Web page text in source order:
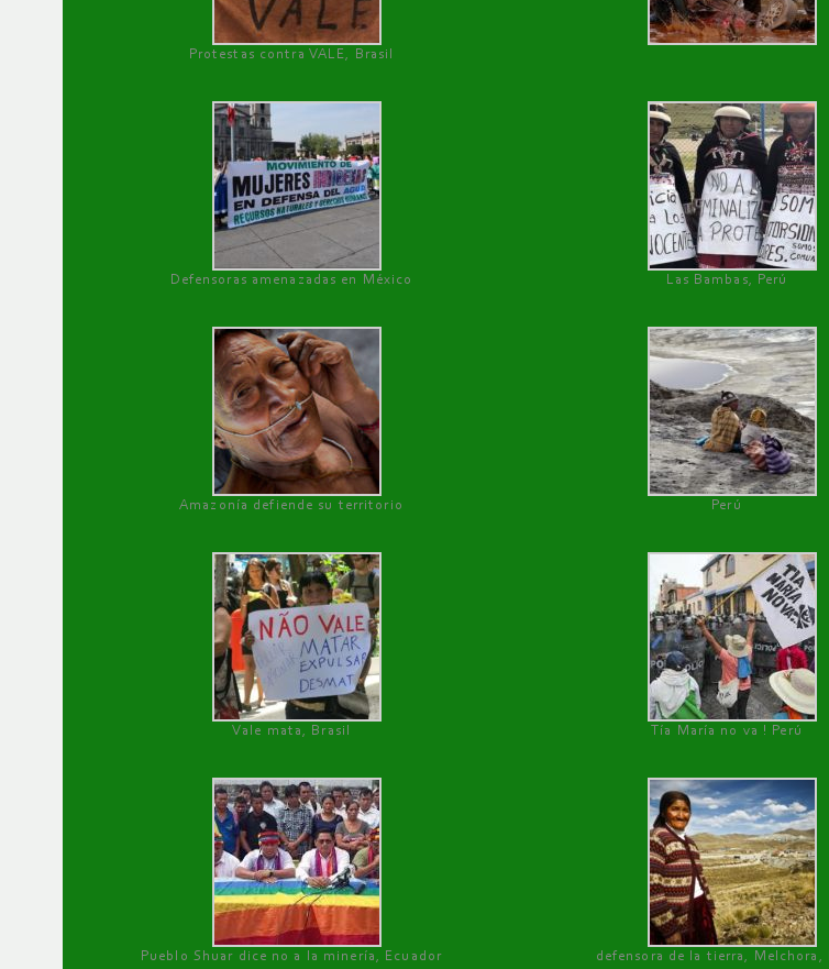
Protestas contra VALE, Brasil
Defensoras amenazadas en México Las Bambas, Perú
Amazonía defiende su territorio Perú
Vale mata, Brasil Tía María no va ! Perú
Pueblo Shuar dice no a la minería, Ecuador defensora de la tierra, Melchora,